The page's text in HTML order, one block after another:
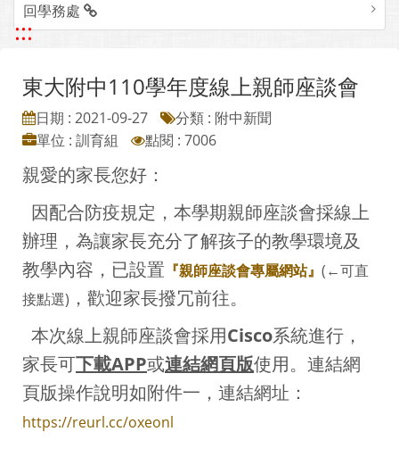
回學務處
:::
東大附中110學年度線上親師座談會
日期 : 2021-09-27
分類 : 附中新聞
單位 : 訓育組
點閱 : 7006
親愛的家長您好：
因配合防疫規定，本學期親師座談會採線上
辦理，為讓家長充分了解孩子的教學環境及
教學內容，已設置 『親師座談會專屬網站』 (←可直
接點選) ，歡迎家長撥冗前往。
本次線上親師座談會採用Cisco系統進行，
家長可下載APP或連結網頁版使用。連結網
頁版操作說明如附件一，連結網址：
https://reurl.cc/oxeonl